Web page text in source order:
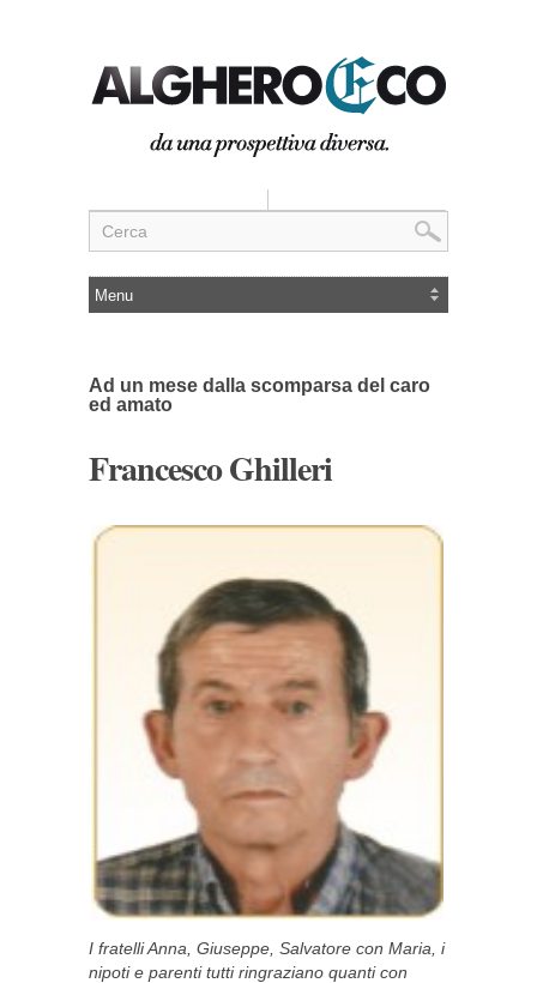
Ad un mese dalla scomparsa del caro
ed amato
Francesco Ghilleri
I fratelli Anna, Giuseppe, Salvatore con Maria, i
nipoti e parenti tutti ringraziano quanti con